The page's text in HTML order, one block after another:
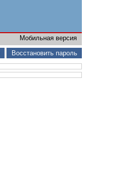
Мобильная версия
Восстановить пароль